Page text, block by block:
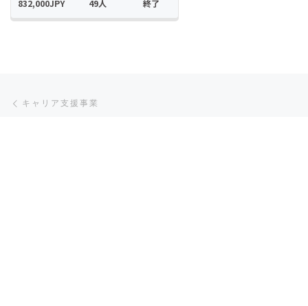
Post navigation
キャリア支援事業